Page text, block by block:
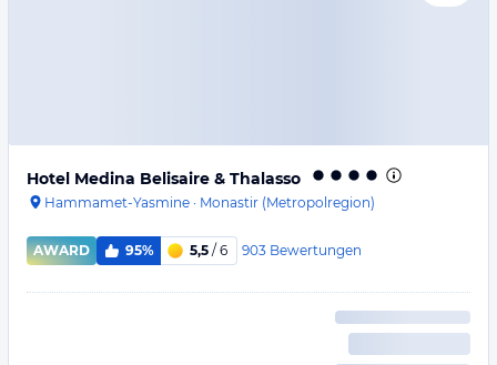
Hotel Medina Belisaire & Thalasso
Hammamet-Yasmine · Monastir (Metropolregion)
AWARD 95% 5,5 / 6 903 Bewertungen